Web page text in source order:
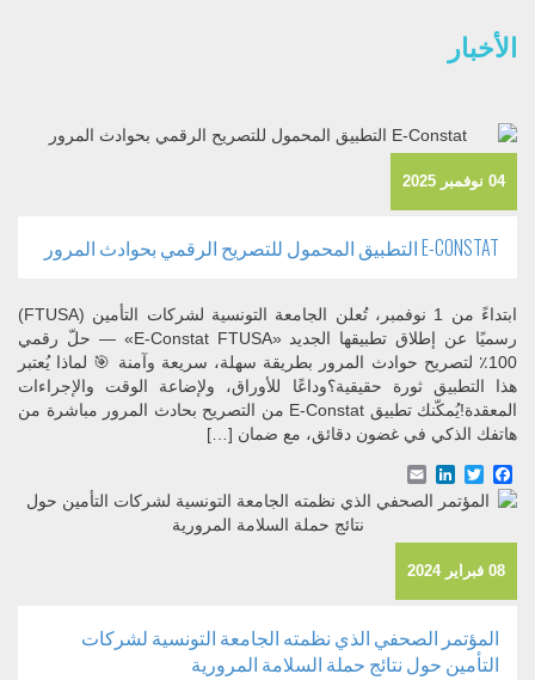
الأخبار
E-CONSTAT التطبيق المحمول للتصريح الرقمي بحوادث المرور
ابتداءً من 1 نوفمبر، تُعلن الجامعة التونسية لشركات التأمين (FTUSA)
رسميًا عن إطلاق تطبيقها الجديد «E-Constat FTUSA» — حلّ رقمي
100٪ لتصريح حوادث المرور بطريقة سهلة، سريعة وآمنة 🎯 لماذا يُعتبر
هذا التطبيق ثورة حقيقية؟وداعًا للأوراق، ولإضاعة الوقت والإجراءات
المعقدة!يُمكّنك تطبيق E-Constat من التصريح بحادث المرور مباشرة من
هاتفك الذكي في غضون دقائق، مع ضمان […]
Facebook
Twitter
LinkedIn
Email
المؤتمر الصحفي الذي نظمته الجامعة التونسية لشركات
التأمين حول نتائج حملة السلامة المرورية